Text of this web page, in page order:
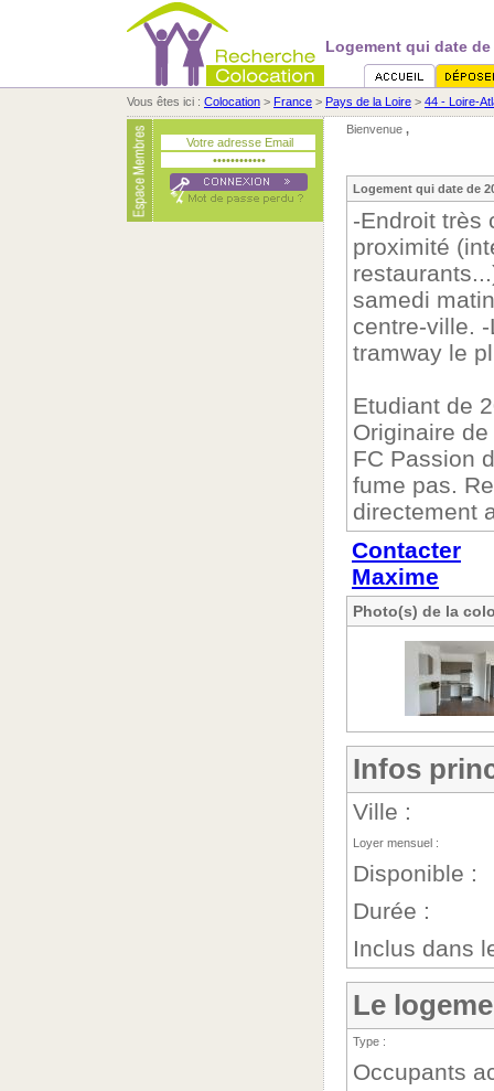
Logement qui date
Vous êtes ici : Colocation > France > Pays de la Loire > 44 - Loire-
Bienvenue ,
Logement qui date de
-Endroit très
proximité
samedi
centre-ville.
tramway le
Etudiant de
Originaire
FC Passion
fume pas.
directement
Contacter
Maxime
Photo(s) de la
Infos
Ville :
Loyer mensuel :
Disponible :
Durée :
Inclus dans
Le
Type :
Occupants